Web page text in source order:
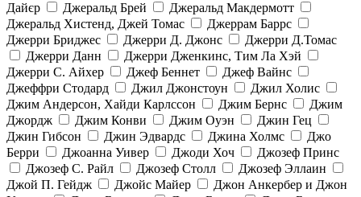
Дайєр
Джеральд Брей
Джеральд Макдермотт
Джеральд Хистенд, Джей Томас
Джеррам Баррс
Джерри Бриджес
Джерри Д. Джонс
Джерри Д.Томас
Джерри Данн
Джерри Дженкинс, Тим Ла Хэй
Джерри С. Айхер
Джеф Беннет
Джеф Вайнс
Джеффри Стодард
Джил Джонстоун
Джил Холис
Джим Андерсон, Хайди Карлссон
Джим Бернс
Джим
Джордж
Джим Конви Джим Оуэн
Джин Гец
Джин Гибсон
Джин Эдвардс Джина Холмс
Джо
Берри
Джоанна Уивер Джоди Хоч
Джозеф Принс
Джозеф С. Райл
Джозеф Столл
Джозеф Эллаин
Джой П. Гейдж
Джойс Майер
Джон Анкербер и Джон